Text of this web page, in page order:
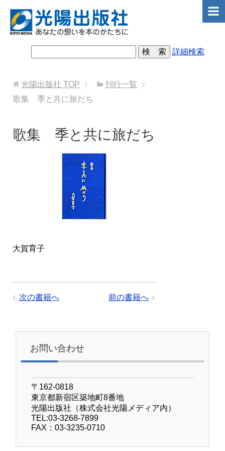
詳細検索
光陽出版社 TOP
刊行一覧
歌集 季と共に旅だち
歌集 季と共に旅だち
大賀育子
前の書籍へ
次の書籍へ
お問い合わせ
〒162-0818
東京都新宿区築地町8番地
光陽出版社（株式会社光陽メディア内）
TEL:03-3268-7899
FAX：03-3235-0710